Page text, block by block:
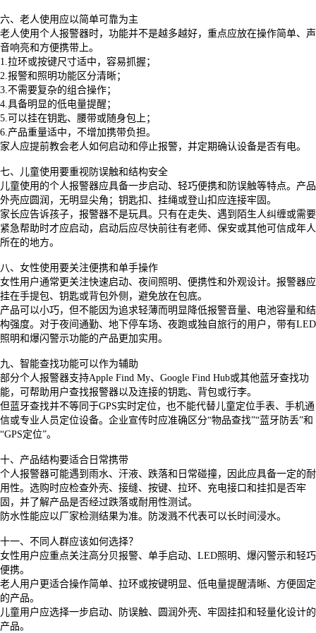
六、老人使用应以简单可靠为主
老人使用个人报警器时，功能并不是越多越好，重点应放在操作简单、声
音响亮和方便携带上。
1. 拉环或按键尺寸适中，容易抓握；
2. 报警和照明功能区分清晰；
3. 不需要复杂的组合操作；
4. 具备明显的低电量提醒；
5. 可以挂在钥匙、腰带或随身包上；
6. 产品重量适中，不增加携带负担。
家人应提前教会老人如何启动和停止报警，并定期确认设备是否有电。
七、儿童使用要重视防误触和结构安全
儿童使用的个人报警器应具备一步启动、轻巧便携和防误触等特点。产品
外壳应圆润，无明显尖角；钥匙扣、挂绳或登山扣应连接牢固。
家长应告诉孩子，报警器不是玩具。只有在走失、遇到陌生人纠缠或需要
紧急帮助时才应启动，启动后应尽快前往有老师、保安或其他可信成年人
所在的地方。
八、女性使用要关注便携和单手操作
女性用户通常更关注快速启动、夜间照明、便携性和外观设计。报警器应
挂在手提包、钥匙或背包外侧，避免放在包底。
产品可以小巧，但不能因为追求轻薄而明显降低报警音量、电池容量和结
构强度。对于夜间通勤、地下停车场、夜跑或独自旅行的用户，带有LED
照明和爆闪警示功能的产品更加实用。
九、智能查找功能可以作为辅助
部分个人报警器支持Apple Find My、Google Find Hub或其他蓝牙查找功
能，可帮助用户查找报警器以及连接的钥匙、背包或行李。
但蓝牙查找并不等同于GPS实时定位，也不能代替儿童定位手表、手机通
信或专业人员定位设备。企业宣传时应准确区分“物品查找”“蓝牙防丢”和
“GPS定位”。
十、产品结构要适合日常携带
个人报警器可能遇到雨水、汗液、跌落和日常碰撞，因此应具备一定的耐
用性。选购时应检查外壳、接缝、按键、拉环、充电接口和挂扣是否牢
固，并了解产品是否经过跌落或耐用性测试。
防水性能应以厂家检测结果为准。防泼溅不代表可以长时间浸水。
十一、不同人群应该如何选择？
女性用户应重点关注高分贝报警、单手启动、 LED照明、爆闪警示和轻巧
便携。
老人用户更适合操作简单、拉环或按键明显、低电量提醒清晰、方便固定
的产品。
儿童用户应选择一步启动、防误触、圆润外壳、牢固挂扣和轻量化设计的
产品。